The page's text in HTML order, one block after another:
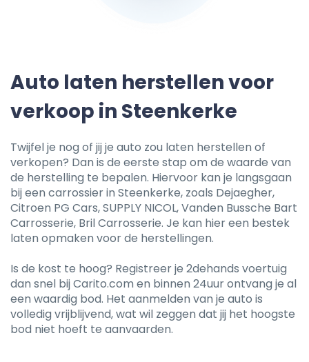
Auto laten herstellen voor
verkoop in Steenkerke
Twijfel je nog of jij je auto zou laten herstellen of
verkopen? Dan is de eerste stap om de waarde van
de herstelling te bepalen. Hiervoor kan je langsgaan
bij een carrossier in Steenkerke, zoals Dejaegher,
Citroen PG Cars, SUPPLY NICOL, Vanden Bussche Bart
Carrosserie, Bril Carrosserie. Je kan hier een bestek
laten opmaken voor de herstellingen.
Is de kost te hoog? Registreer je 2dehands voertuig
dan snel bij Carito.com en binnen 24uur ontvang je al
een waardig bod. Het aanmelden van je auto is
volledig vrijblijvend, wat wil zeggen dat jij het hoogste
bod niet hoeft te aanvaarden.